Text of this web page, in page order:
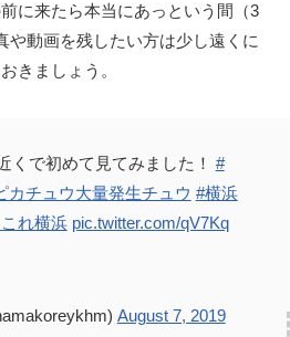
に来たら本当にあっという間（3
や動画を残したい方は少し遠くに
きましょう。
くで初めて見てみました！ #
カチュウ大量発生チュウ #横浜
れ横浜 pic.twitter.com/qV7Kq
August 7, 2019